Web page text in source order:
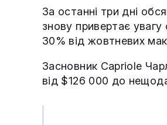
За останні три дні
знову привертає увагу
30% від жовтневих
Засновник Capriole
від $126 000 до